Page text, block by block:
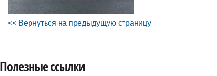
<< Вернуться на предыдущую страницу
Полезные ссылки